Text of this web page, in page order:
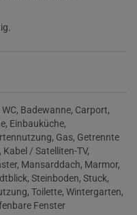
Badewanne Carport
Einbauküche
Gas Getrennte
Kabel / Satelliten-TV
Mansarddach Marmor
Steinboden Stuck
Toilette Wintergarten
Fenster